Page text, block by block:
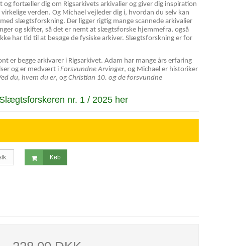
og fortæller dig om Rigsarkivets arkivalier og giver dig inspiration
verden. Og Michael vejleder dig i, hvordan du selv kan
slægtsforskning. Der ligger rigtig mange scannede arkivalier
og skifter, så det er nemt at slægtsforske hjemmefra, også
har tid til at besøge de fysiske arkiver. Slægtsforskning er for
er begge arkivarer i Rigsarkivet. Adam har mange års erfaring
og er medvært i Forsvundne Arvinger, og Michael er historiker
du, hvem du er, og Christian 10. og de forsvundne
nr. 1 / 2025 her
Køb